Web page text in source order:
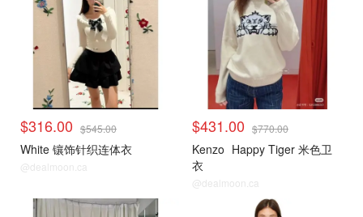
$316.00 $545.00
White 镶饰针织连体衣
@dealmoon.ca
$431.00 $770.00
Kenzo Happy Tiger 米色卫
衣
@dealmoon.ca
毛衣针织衫